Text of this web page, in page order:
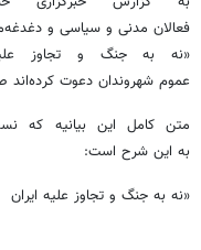
فعالان مدنی و سیاسی و
«نه به جنگ و تجاوز
عموم شهروندان دعوت کرده‌اند
متن کامل این بیانیه که
به این شرح است:
«نه به جنگ و تجاوز علیه ایران